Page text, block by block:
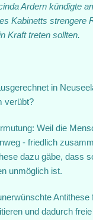
Ardern kündigte
Kabinetts strengere
Kraft treten sollten.
in
verübt?
Weil die
- friedlich
dazu gäbe, dass
unmöglich ist.
Antithese
und dadurch